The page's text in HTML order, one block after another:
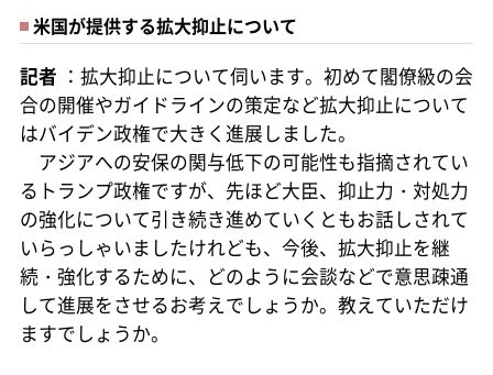
米国が提供する拡大抑止について
記者 ：拡大抑止について伺います。初めて閣僚級の会
合の開催やガイドラインの策定など拡大抑止について
はバイデン政権で大きく進展しました。
アジアへの安保の関与低下の可能性も指摘されてい
るトランプ政権ですが、先ほど大臣、抑止力・対処力
の強化について引き続き進めていくともお話しされて
いらっしゃいましたけれども、今後、拡大抑止を継
続・強化するために、どのように会談などで意思疎通
して進展をさせるお考えでしょうか。教えていただけ
ますでしょうか。